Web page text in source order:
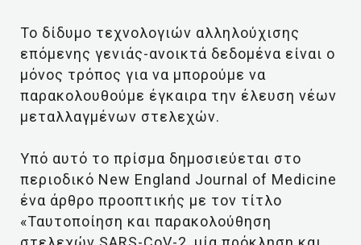
Το δίδυμο τεχνολογιών αλληλούχισης
επόμενης γενιάς-ανοικτά δεδομένα είναι ο
μόνος τρόπος για να μπορούμε να
παρακολουθούμε έγκαιρα την έλευση νέων
μεταλλαγμένων στελεχών.
Υπό αυτό το πρίσμα δημοσιεύεται στο
περιοδικό New England Journal of Medicine
ένα άρθρο προοπτικής με τον τίτλο
«Ταυτοποίηση και παρακολούθηση